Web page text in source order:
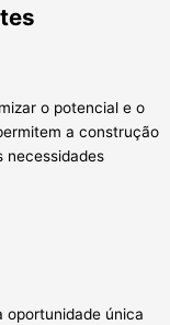
o potencial e o
a construção
necessidades
oportunidade única